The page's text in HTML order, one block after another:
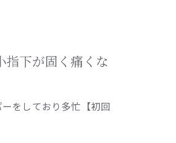
指下が固く痛くな
をしており多忙【初回